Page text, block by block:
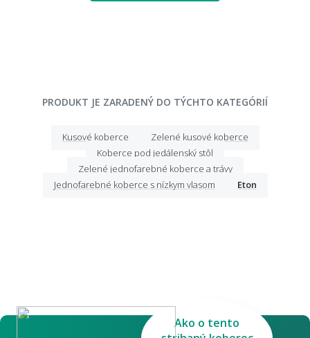
PRODUKT JE ZARADENÝ DO TÝCHTO KATEGÓRIÍ
Kusové koberce
Zelené kusové koberce
Koberce pod jedálenský stôl
Zelené jednofarebné koberce a trávy
Jednofarebné koberce s nízkym vlasom
Eton
Ako o tento